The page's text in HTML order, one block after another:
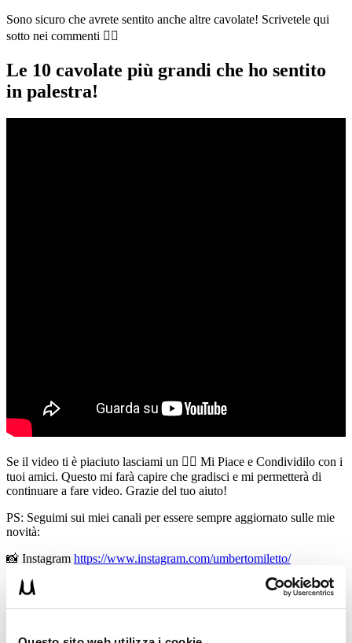
Sono sicuro che avrete sentito anche altre cavolate! Scrivetele qui
sotto nei commenti 👇🏻
Le 10 cavolate più grandi che ho sentito
in palestra!
Se il video ti è piaciuto lasciami un 👍🏻 Mi Piace e Condividilo con i
tuoi amici. Questo mi farà capire che gradisci e mi permetterà di
continuare a fare video. Grazie del tuo aiuto!
PS: Seguimi sui miei canali per essere sempre aggiornato sulle mie
novità:
📸 Instagram https://www.instagram.com/umbertomiletto/
🏋🏻‍♂️ T-shirt Allenamento http://umbertomiletto.com/le-mie-t-shirt/